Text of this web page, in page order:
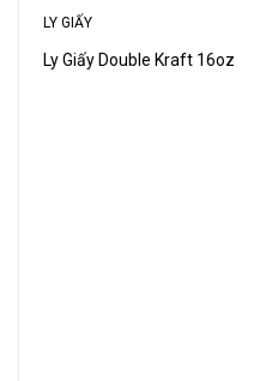
LY GIẤY
Ly Giấy Double Kraft 16oz